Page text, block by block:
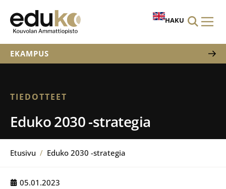
HAKU
EKAMPUS
TIEDOTTEET
Eduko 2030 -strategia
Etusivu / Eduko 2030 -strategia
05.01.2023